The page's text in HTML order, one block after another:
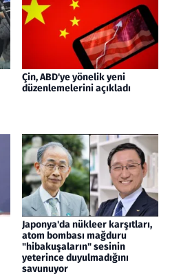
Çin, ABD'ye yönelik yeni
düzenlemelerini açıkladı
Japonya'da nükleer karşıtları,
atom bombası mağduru
"hibakuşaların" sesinin
yeterince duyulmadığını
savunuyor